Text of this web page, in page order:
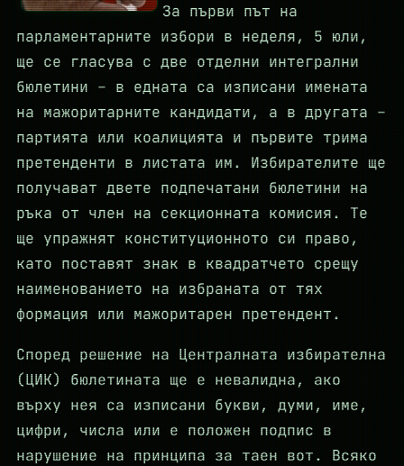
За първи път на
парламентарните избори в неделя, 5 юли,
ще се гласува с две отделни интегрални
бюлетини – в едната са изписани имената
на мажоритарните кандидати, а в другата –
партията или коалицията и първите трима
претенденти в листата им. Избирателите ще
получават двете подпечатани бюлетини на
ръка от член на секционната комисия. Те
ще упражнят конституционното си право,
като поставят знак в квадратчето срещу
наименованието на избраната от тях
формация или мажоритарен претендент.
Според решение на Централната избирателна
(ЦИК) бюлетината ще е невалидна, ако
върху нея са изписани букви, думи, име,
цифри, числа или е положен подпис в
нарушение на принципа за таен вот. Всяко